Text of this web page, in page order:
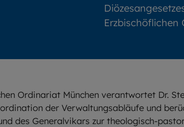
Erzbischöflichen
Ordinariat München verantwortet Dr.
der Verwaltungsabläufe und
des Generalvikars zur theologisch-